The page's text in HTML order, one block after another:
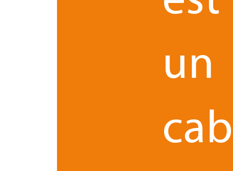
Il estimait, notamment, que l’indemnité prévue au
injustifiée de l’emploi et que, si l’évaluation des
appartient toujours au juge, dans les bornes du
subi par le salarié licencié lorsqu’il se prononce
l’article 24 de la Charte Sociale européenne ne
tumulte des décisions prud’homales a résonné
Ainsi, le Conseil des prud’hommes de Troyes,
convention n° 158 de l’OIT, déclare le barème
contraire au droit international (Cons. Prud’h.
Puis, c’est au tour notamment des Conseils de
barème litigieux en visant notamment les normes
un